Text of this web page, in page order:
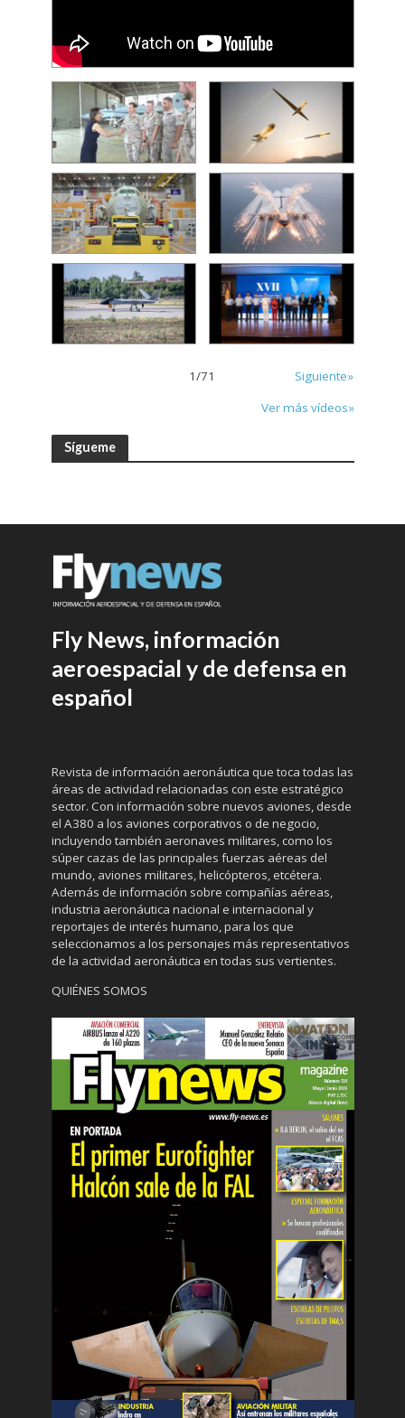
1/71
Siguiente»
Ver más vídeos»
Sígueme
Fly News, información
aeroespacial y de defensa en
español
Revista de información aeronáutica que toca todas las
áreas de actividad relacionadas con este estratégico
sector. Con información sobre nuevos aviones, desde
el A380 a los aviones corporativos o de negocio,
incluyendo también aeronaves militares, como los
súper cazas de las principales fuerzas aéreas del
mundo, aviones militares, helicópteros, etcétera.
Además de información sobre compañías aéreas,
industria aeronáutica nacional e internacional y
reportajes de interés humano, para los que
seleccionamos a los personajes más representativos
de la actividad aeronáutica en todas sus vertientes.
QUIÉNES SOMOS